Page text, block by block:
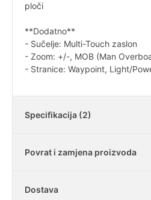
ploči
**Dodatno**
- Sučelje: Multi-Touch zaslon
- Zoom: +/-, MOB (Man
- Stranice: Waypoint, Light/
Specifikacija (2)
Povrat i zamjena proizvoda
Dostava